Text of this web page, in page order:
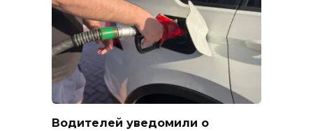
Водителей уведомили о